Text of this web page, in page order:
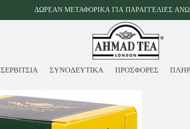
ΔΩΡΕΑΝ ΜΕΤΑΦΟΡΙΚΑ ΓΙΑ ΠΑΡΑΓΓΕΛΙΕΣ
ΣΕΡΒΙΤΣΙΑ ΣΥΝΟΔΕΥΤΙΚΑ ΠΡΟΣΦΟΡΕΣ